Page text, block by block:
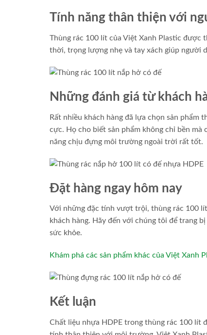
Tính năng thân thiện với
Thùng rác 100 lít của Việt Xanh Plastic được
thời, trọng lượng nhẹ và tay xách giúp người
Những đánh giá từ khách
Rất nhiều khách hàng đã lựa chọn sản phẩm
cực. Họ cho biết sản phẩm không chỉ bền
năng chịu đựng môi trường ngoài trời rất tốt.
Đặt hàng ngay hôm nay
Với những đặc tính vượt trội, thùng rác 100
khách hàng. Hãy đến với chúng tôi để trang
sức khỏe.
Khám phá các sản phẩm khác của Việt Xanh
Kết luận
Chất liệu nhựa HDPE trong thùng rác 100 lít